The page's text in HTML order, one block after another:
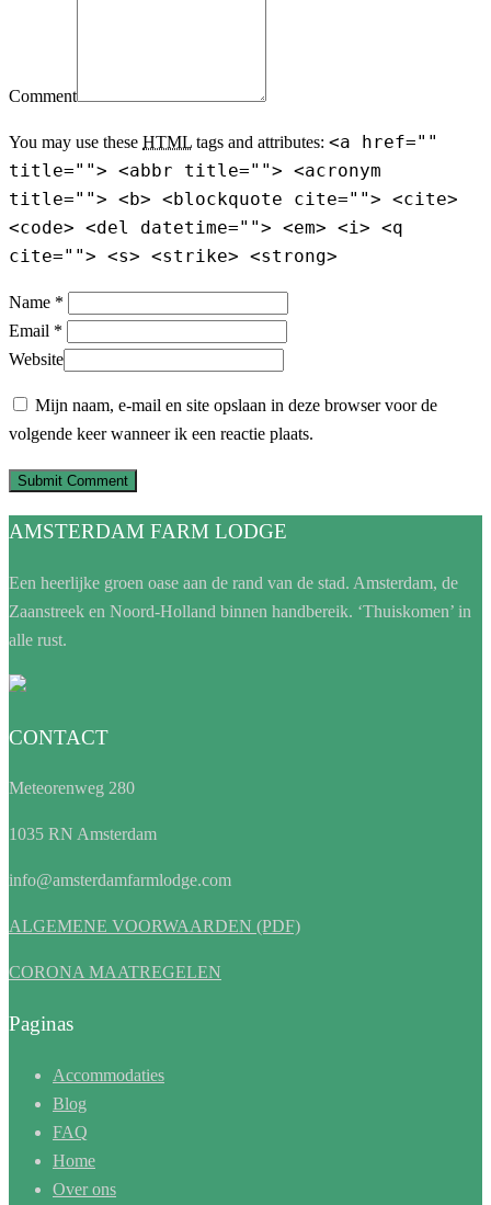
Comment
You may use these HTML tags and attributes: <a href=""
title=""> <abbr title=""> <acronym
title=""> <b> <blockquote cite=""> <cite>
<code> <del datetime=""> <em> <i> <q
cite=""> <s> <strike> <strong>
Name *
Email *
Website
Mijn naam, e-mail en site opslaan in deze browser voor de
volgende keer wanneer ik een reactie plaats.
AMSTERDAM FARM LODGE
Een heerlijke groen oase aan de rand van de stad. Amsterdam, de
Zaanstreek en Noord-Holland binnen handbereik. ‘Thuiskomen’ in
alle rust.
CONTACT
Meteorenweg 280
1035 RN Amsterdam
info@amsterdamfarmlodge.com
ALGEMENE VOORWAARDEN (PDF)
CORONA MAATREGELEN
Paginas
Accommodaties
Blog
FAQ
Home
Over ons